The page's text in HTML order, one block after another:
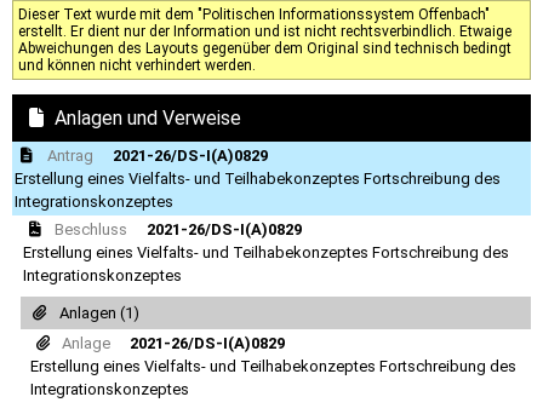
Dieser Text wurde mit dem "Politischen Informationssystem Offenbach"
erstellt. Er dient nur der Information und ist nicht rechtsverbindlich. Etwaige
Abweichungen des Layouts gegenüber dem Original sind technisch bedingt
und können nicht verhindert werden.
Anlagen und Verweise
Antrag
2021-26/DS-I(A)0829
Erstellung eines Vielfalts- und Teilhabekonzeptes Fortschreibung des
Integrationskonzeptes
Beschluss
2021-26/DS-I(A)0829
Erstellung eines Vielfalts- und Teilhabekonzeptes Fortschreibung des
Integrationskonzeptes
Anlagen (1)
Anlage
2021-26/DS-I(A)0829
Erstellung eines Vielfalts- und Teilhabekonzeptes Fortschreibung des
Integrationskonzeptes